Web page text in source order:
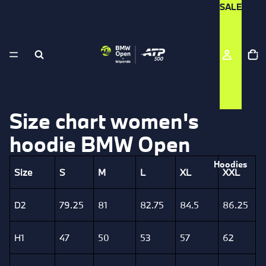
SALE
Hoodies
items
in
Size chart women's
hoodie BMW Open
Size S M L XL XXL
D2 79.25 81 82.75 84.5 86.25
H1 47 50 53 57 62